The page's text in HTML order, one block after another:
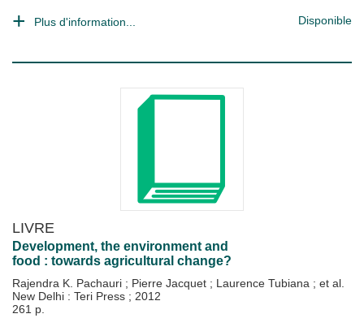
Plus d'information... Disponible
LIVRE
Development, the environment and
food : towards agricultural change?
Rajendra K. Pachauri ; Pierre Jacquet ; Laurence Tubiana ; et al.
New Delhi : Teri Press ; 2012
261 p.